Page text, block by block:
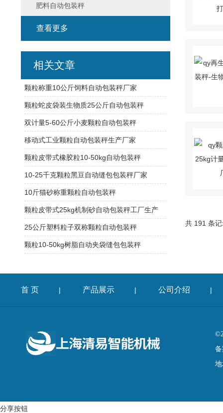
共 191 条
肥料自动包装秤
查看更多
相关文章
颗粒称重10公斤饲料自动包装秤厂家
颗粒蛇皮袋装生物质25公斤自动包装秤
双计量5-60公斤小麦颗粒自动包装秤
移动式工业颗粒自动包装秤生产厂家
颗粒皮带式橡胶粒10-50kg自动包装秤
10-25千克颗粒黑豆自动缝包包装秤厂家
10斤猫砂称重颗粒自动包装秤
颗粒皮带式25kg机制砂自动包装秤工厂生产
25公斤塑料粒子双称颗粒自动包装秤
颗粒10-50kg树脂自动夹袋缝包包装秤
首 页 | 产品展示 | 公司介绍 |
备
分享按钮